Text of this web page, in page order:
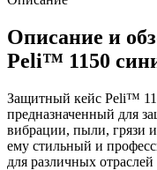
Описание и
Peli™ 1150
Защитный кейс Peli™
предназначенный для
вибрации, пыли, грязи
ему стильный и
для различных